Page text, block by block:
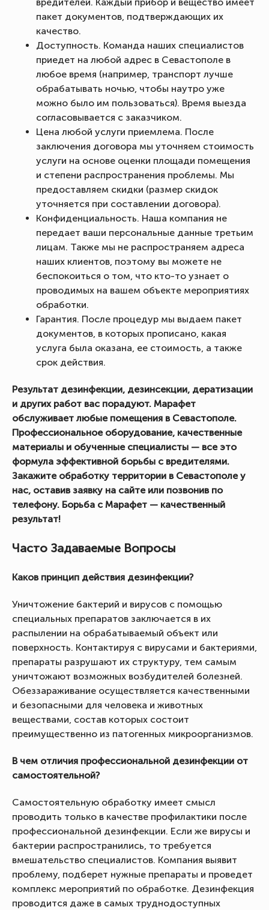
пакет документов, подтверждающих их
качество.
Доступность. Команда наших специалистов
приедет на любой адрес в Севастополе в
любое время (например, транспорт лучше
обрабатывать ночью, чтобы наутро уже
можно было им пользоваться). Время выезда
согласовывается с заказчиком.
Цена любой услуги приемлема. После
заключения договора мы уточняем стоимость
услуги на основе оценки площади помещения
и степени распространения проблемы. Мы
предоставляем скидки (размер скидок
уточняется при составлении договора).
Конфиденциальность. Наша компания не
передает ваши персональные данные третьим
лицам. Также мы не распространяем адреса
наших клиентов, поэтому вы можете не
беспокоиться о том, что кто-то узнает о
проводимых на вашем объекте мероприятиях
обработки.
Гарантия. После процедур мы выдаем пакет
документов, в которых прописано, какая
услуга была оказана, ее стоимость, а также
срок действия.
Результат дезинфекции, дезинсекции, дератизации
и других работ вас порадуют. Марафет
обслуживает любые помещения в Севастополе.
Профессиональное оборудование, качественные
материалы и обученные специалисты — все это
формула эффективной борьбы с вредителями.
Закажите обработку территории в Севастополе у
нас, оставив заявку на сайте или позвонив по
телефону. Борьба с Марафет — качественный
результат!
Часто Задаваемые Вопросы
Каков принцип действия дезинфекции?
Уничтожение бактерий и вирусов с помощью
специальных препаратов заключается в их
распылении на обрабатываемый объект или
поверхность. Контактируя с вирусами и бактериями,
препараты разрушают их структуру, тем самым
уничтожают возможных возбудителей болезней.
Обеззараживание осуществляется качественными
и безопасными для человека и животных
веществами, состав которых состоит
преимущественно из патогенных микроорганизмов.
В чем отличия профессиональной дезинфекции от
самостоятельной?
Самостоятельную обработку имеет смысл
проводить только в качестве профилактики после
профессиональной дезинфекции. Если же вирусы и
бактерии распространились, то требуется
вмешательство специалистов. Компания выявит
проблему, подберет нужные препараты и проведет
комплекс мероприятий по обработке. Дезинфекция
проводится даже в самых труднодоступных